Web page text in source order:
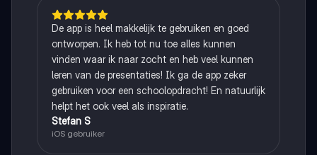
De app is heel makkelijk te gebruiken en goed
ontworpen. Ik heb tot nu toe alles kunnen
vinden waar ik naar zocht en heb veel kunnen
leren van de presentaties! Ik ga de app zeker
gebruiken voor een schoolopdracht! En natuurlijk
helpt het ook veel als inspiratie.
Stefan S
iOS gebruiker